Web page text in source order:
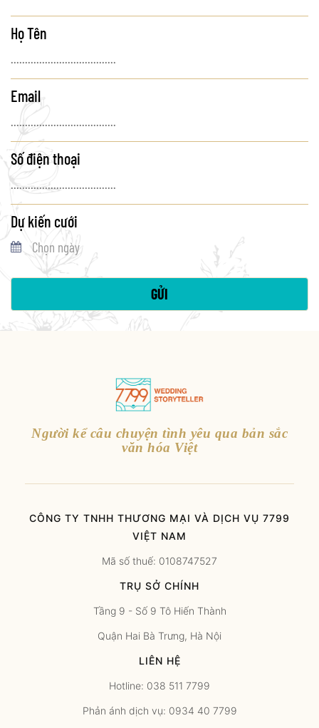
Họ Tên
Email
Số điện thoại
Dự kiến cưới
Người kể câu chuyện tình yêu qua bản sắc
văn hóa Việt
CÔNG TY TNHH THƯƠNG MẠI VÀ DỊCH VỤ 7799
VIỆT NAM
Mã số thuế: 0108747527
TRỤ SỞ CHÍNH
Tầng 9 - Số 9 Tô Hiến Thành
Quận Hai Bà Trưng, Hà Nội
LIÊN HỆ
Hotline: 038 511 7799
Phản ánh dịch vụ: 0934 40 7799